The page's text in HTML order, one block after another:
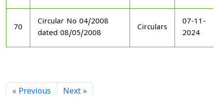
70
Circular No 04/2008
dated 08/05/2008
Circulars
07-11-
2024
« Previous Next »